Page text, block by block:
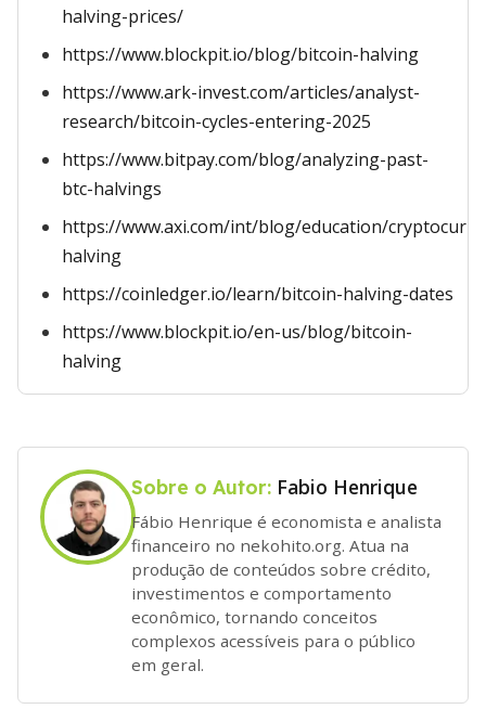
halving-prices/
https://www.blockpit.io/blog/bitcoin-halving
https://www.ark-invest.com/articles/analyst-
research/bitcoin-cycles-entering-2025
https://www.bitpay.com/blog/analyzing-past-
btc-halvings
https://www.axi.com/int/blog/education/
halving
https://coinledger.io/learn/bitcoin-halving-dates
https://www.blockpit.io/en-us/blog/bitcoin-
halving
Sobre o Autor: Fabio Henrique
Fábio Henrique é economista e analista
financeiro no nekohito.org. Atua na
produção de conteúdos sobre crédito,
investimentos e comportamento
econômico, tornando conceitos
complexos acessíveis para o público
em geral.